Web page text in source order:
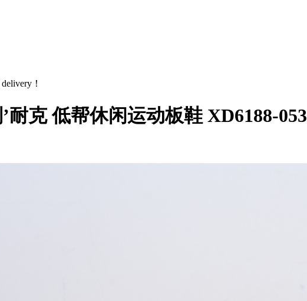
！
克 低帮休闲运动板鞋 XD6188-053